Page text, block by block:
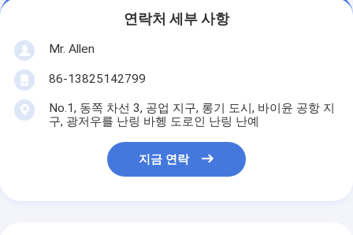
연락처 세부 사항
Mr. Allen
86-13825142799
No.1, 동쪽 차선 3, 공업 지구, 롱기 도시, 바이윤 공항 지
구, 광저우를 난링 바헹 도로인 난링 난예
지금 연락